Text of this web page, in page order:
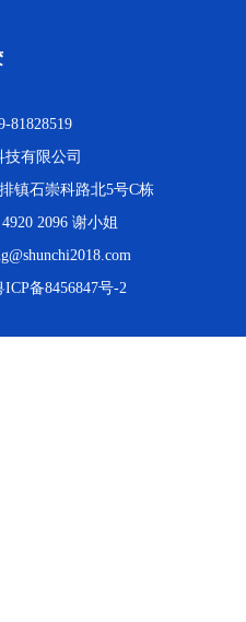
81828519
有限公司
镇石崇科路北5号C栋
2096 谢小姐
ICP备8456847号-2